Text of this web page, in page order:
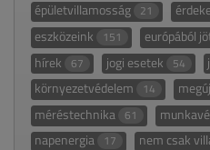
épületvillamosság 21
eszközeink 151 európából
hírek 67 jogi esetek 54
környezetvédelem 14
méréstechnika 61
napenergia 17 nem csak